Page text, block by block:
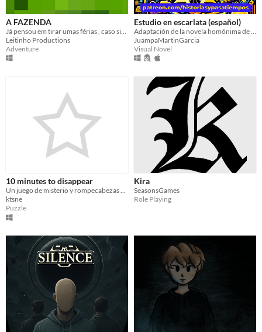
A FAZENDA
Leitinho Productions
Adventure
Estudio en escarlata (español)
JuampaMartinGarcia
Visual Novel
10 minutes to disappear
ktsne
Puzzle
Kira
SeasonsGames
Role Playing